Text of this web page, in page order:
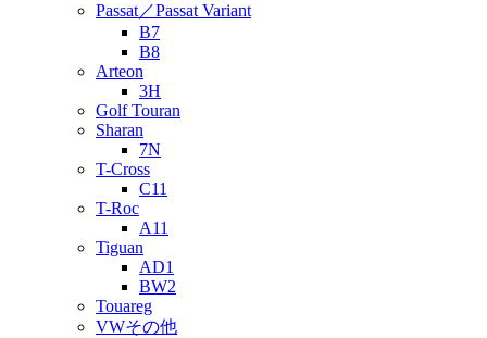
Passat／Passat Variant
B7
B8
Arteon
3H
Golf Touran
Sharan
7N
T-Cross
C11
T-Roc
A11
Tiguan
AD1
BW2
Touareg
VWその他